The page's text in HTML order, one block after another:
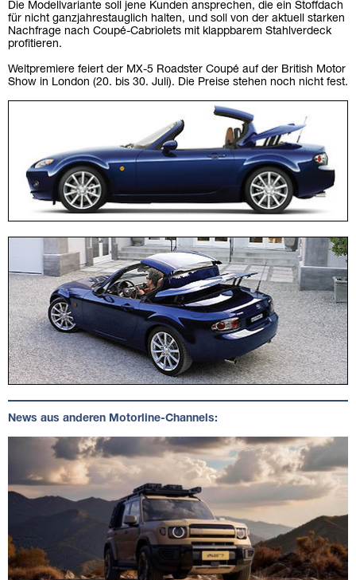
Die Modellvariante soll jene Kunden ansprechen, die ein Stoffdach
für nicht ganzjahrestauglich halten, und soll von der aktuell starken
Nachfrage nach Coupé-Cabriolets mit klappbarem Stahlverdeck
profitieren.
Weltpremiere feiert der MX-5 Roadster Coupé auf der British Motor
Show in London (20. bis 30. Juli). Die Preise stehen noch nicht fest.
News aus anderen Motorline-Channels: